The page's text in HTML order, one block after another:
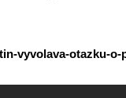
vyvolava-otazku-o-